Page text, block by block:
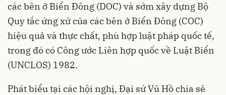
các bên ở Biển Đông (DOC) và sớm xây dựng Bộ
Quy tắc ứng xử của các bên ở Biển Đông (COC)
hiệu quả và thực chất, phù hợp luật pháp quốc tế,
trong đó có Công ước Liên hợp quốc về Luật Biển
(UNCLOS) 1982.
Phát biểu tại các hội nghị, Đại sứ Vũ Hồ chia sẻ